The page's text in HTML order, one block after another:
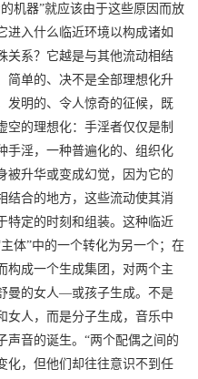
机器”就应该由于这些原因而放
进入什么临近环境以构成诸如
关系？它越是与其他流动相结
简单的、决不是全部理想化升
发明的、令人惊奇的征候，既
空的理想化：手淫者仅仅是制
手淫，一种普遍化的、组织化
被升华或变成幻觉，因为它的
结合的地方，这些流动使其消
定的时刻和组装。这种临近
体”中的一个转化为另一个；在
构成一个生成集团，对两个主
曼的女人—或孩子生成。不是
女人，而是分子生成，音乐中
声音的诞生。“两个配偶之间的
化，但他们却往往意识不到任